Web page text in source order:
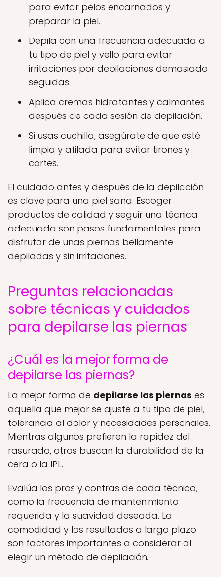
para evitar pelos encarnados y
preparar la piel.
Depila con una frecuencia adecuada a
tu tipo de piel y vello para evitar
irritaciones por depilaciones demasiado
seguidas.
Aplica cremas hidratantes y calmantes
después de cada sesión de depilación.
Si usas cuchilla, asegúrate de que esté
limpia y afilada para evitar tirones y
cortes.
El cuidado antes y después de la depilación
es clave para una piel sana. Escoger
productos de calidad y seguir una técnica
adecuada son pasos fundamentales para
disfrutar de unas piernas bellamente
depiladas y sin irritaciones.
Preguntas relacionadas
sobre técnicas y cuidados
para depilarse las piernas
¿Cuál es la mejor forma de
depilarse las piernas?
La mejor forma de depilarse las piernas es
aquella que mejor se ajuste a tu tipo de piel,
tolerancia al dolor y necesidades personales.
Mientras algunos prefieren la rapidez del
rasurado, otros buscan la durabilidad de la
cera o la IPL.
Evalúa los pros y contras de cada técnico,
como la frecuencia de mantenimiento
requerida y la suavidad deseada. La
comodidad y los resultados a largo plazo
son factores importantes a considerar al
elegir un método de depilación.